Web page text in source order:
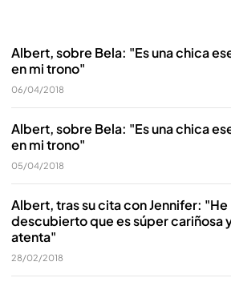
Albert, sobre Bela: "Es una chica
en mi trono"
06/04/2018
Albert, sobre Bela: "Es una chica
en mi trono"
05/04/2018
Albert, tras su cita con Jennifer: "He
descubierto que es súper cariñosa
atenta"
28/02/2018